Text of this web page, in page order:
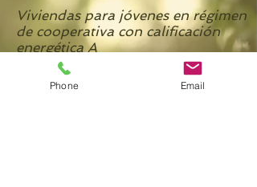
Viviendas para jóvenes en régimen
de cooperativa con calificación
energética A
Phone Email